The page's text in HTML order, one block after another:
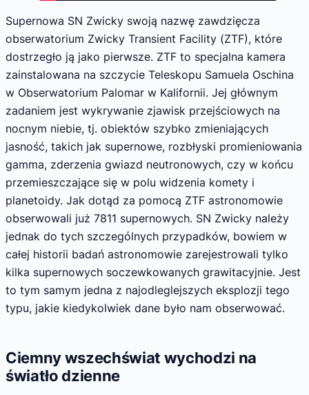
Supernowa SN Zwicky swoją nazwę zawdzięcza
obserwatorium Zwicky Transient Facility (ZTF), które
dostrzegło ją jako pierwsze. ZTF to specjalna kamera
zainstalowana na szczycie Teleskopu Samuela Oschina
w Obserwatorium Palomar w Kalifornii. Jej głównym
zadaniem jest wykrywanie zjawisk przejściowych na
nocnym niebie, tj. obiektów szybko zmieniających
jasność, takich jak supernowe, rozbłyski promieniowania
gamma, zderzenia gwiazd neutronowych, czy w końcu
przemieszczające się w polu widzenia komety i
planetoidy. Jak dotąd za pomocą ZTF astronomowie
obserwowali już 7811 supernowych. SN Zwicky należy
jednak do tych szczególnych przypadków, bowiem w
całej historii badań astronomowie zarejestrowali tylko
kilka supernowych soczewkowanych grawitacyjnie. Jest
to tym samym jedna z najodleglejszych eksplozji tego
typu, jakie kiedykolwiek dane było nam obserwować.
Ciemny wszechświat wychodzi na
światło dzienne